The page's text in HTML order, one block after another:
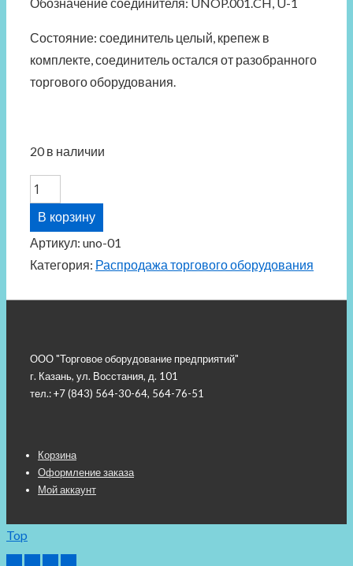
Состояние: соединитель целый, крепеж в
комплекте, соединитель остался от разобранного
торгового оборудования.
20 в наличии
Количество
товара
Элемент
UNO
01
хром,
Б/
В корзину
Артикул: uno-01
Категория: Распродажа торгового оборудования
ООО "Торговое оборудование предприятий"
г. Казань, ул. Восстания, д. 101
тел.: +7 (843) 564-30-64, 564-76-51
Меню
подвала
Корзина
Оформление заказа
Мой аккаунт
Top